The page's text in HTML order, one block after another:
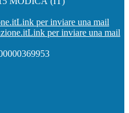
Link per inviare una mail
Link per inviare una mail